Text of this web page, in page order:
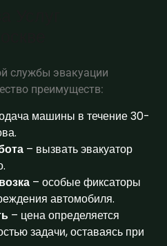
службы эвакуации
преимуществ:
машины в течение 30-
– вызвать эвакуатор
– особые фиксаторы
автомобиля.
– цена определяется
задачи, оставаясь при